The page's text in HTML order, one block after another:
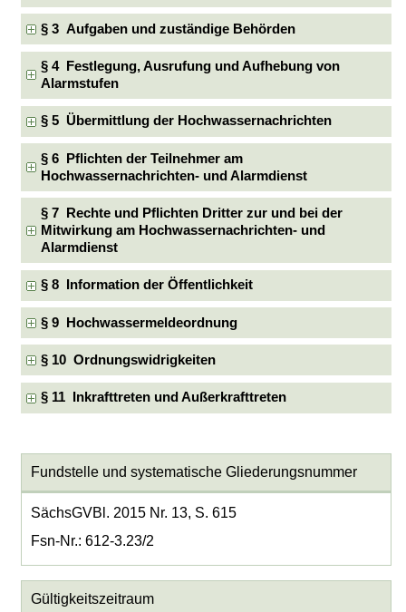
§ 3 Aufgaben und zuständige Behörden
§ 4 Festlegung, Ausrufung und Aufhebung von
Alarmstufen
§ 5 Übermittlung der Hochwassernachrichten
§ 6 Pflichten der Teilnehmer am
Hochwassernachrichten- und Alarmdienst
§ 7 Rechte und Pflichten Dritter zur und bei der
Mitwirkung am Hochwassernachrichten- und
Alarmdienst
§ 8 Information der Öffentlichkeit
§ 9 Hochwassermeldeordnung
§ 10 Ordnungswidrigkeiten
§ 11 Inkrafttreten und Außerkrafttreten
Fundstelle und systematische Gliederungsnummer
SächsGVBl. 2015 Nr. 13, S. 615
Fsn-Nr.: 612-3.23/2
Gültigkeitszeitraum